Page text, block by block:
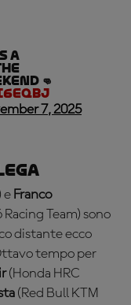
a
👊
7, 2025
e Franco
Team) sono
distante ecco
tempo per
(Honda HRC
(Red Bull KTM